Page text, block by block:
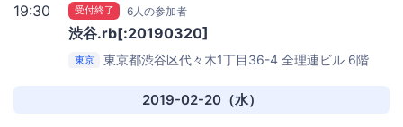
19:30 受付終了 6人の参加者
渋谷.rb[:20190320]
東京
東京都渋谷区代々木1丁目36-4 全理連ビル 6階
2019-02-20（水）